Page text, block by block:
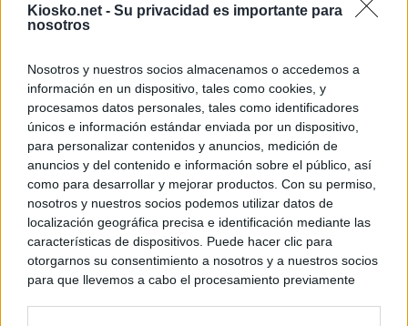
Kiosko.net - Su privacidad es importante para
nosotros
Nosotros y nuestros socios almacenamos o accedemos a
información en un dispositivo, tales como cookies, y
procesamos datos personales, tales como identificadores
únicos e información estándar enviada por un dispositivo,
para personalizar contenidos y anuncios, medición de
anuncios y del contenido e información sobre el público, así
como para desarrollar y mejorar productos. Con su permiso,
nosotros y nuestros socios podemos utilizar datos de
localización geográfica precisa e identificación mediante las
características de dispositivos. Puede hacer clic para
otorgarnos su consentimiento a nosotros y a nuestros socios
para que llevemos a cabo el procesamiento previamente